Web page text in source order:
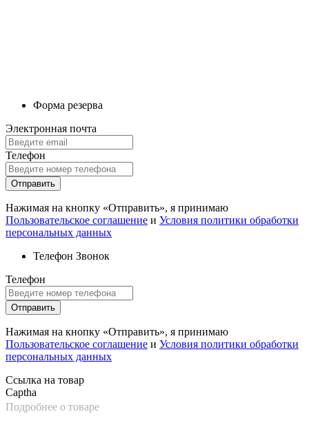
Форма резерва
Электронная почта
Телефон
Отправить
Нажимая на кнопку «Отправить», я принимаю
Пользовательское соглашение и Условия политики обработки
персональных данных
Телефон Звонок
Телефон
Отправить
Нажимая на кнопку «Отправить», я принимаю
Пользовательское соглашение и Условия политики обработки
персональных данных
Ссылка на товар
Captha
Подробнее о товаре